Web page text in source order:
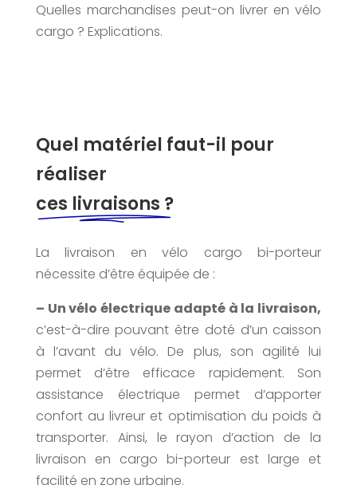
Quelles marchandises peut-on livrer en vélo
cargo ? Explications.
Quel matériel faut-il pour
réaliser
ces livraisons ?
La livraison en vélo cargo bi-porteur
nécessite d’être équipée de :
– Un vélo électrique adapté à la livraison,
c’est-à-dire pouvant être doté d’un caisson
à l’avant du vélo. De plus, son agilité lui
permet d’être efficace rapidement. Son
assistance électrique permet d’apporter
confort au livreur et optimisation du poids à
transporter. Ainsi, le rayon d’action de la
livraison en cargo bi-porteur est large et
facilité en zone urbaine.